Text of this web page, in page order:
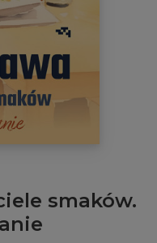
smaków.